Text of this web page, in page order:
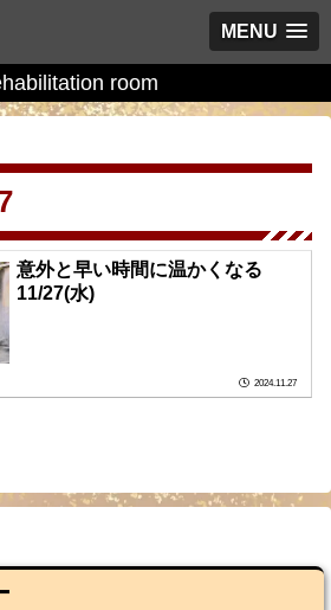
MENU
room
意外と早い時間に温かくなる
11/27(水)
2024.11.27